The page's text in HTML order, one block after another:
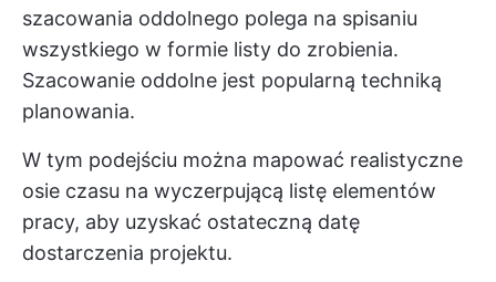
szacowania oddolnego polega na spisaniu
wszystkiego w formie listy do zrobienia.
Szacowanie oddolne jest popularną techniką
planowania.
W tym podejściu można mapować realistyczne
osie czasu na wyczerpującą listę elementów
pracy, aby uzyskać ostateczną datę
dostarczenia projektu.